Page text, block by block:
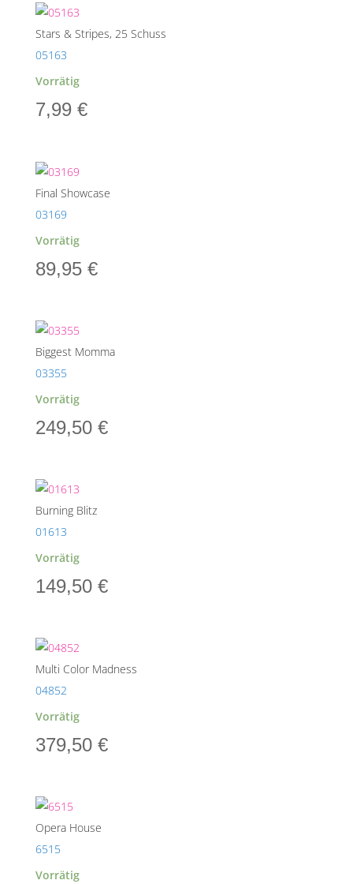
Stars & Stripes, 25 Schuss
05163
Vorrätig
7,99 €
Final Showcase
03169
Vorrätig
89,95 €
Biggest Momma
03355
Vorrätig
249,50 €
Burning Blitz
01613
Vorrätig
149,50 €
Multi Color Madness
04852
Vorrätig
379,50 €
Opera House
6515
Vorrätig